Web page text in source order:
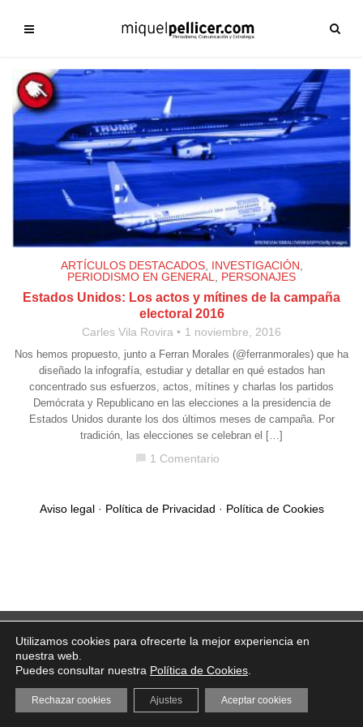
ARTÍCULOS DESTACADOS, INVESTIGACIÓN
PERIODISMO EN GENERAL
PERSONAJES
Estados Unidos: Los actos y mítines de la campaña
electoral 2016
Carles Vila Rovira 1 noviembre, 2016
Nos hemos propuesto, junto a Ferran Morales (@ferranmorales) que ha
diseñado la infografía, estudiar y detallar en qué estados han
concentrado sus esfuerzos, actos, mítines y charlas los partidos
Demócrata y Republicano en las elecciones a la presidencia de
Estados Unidos durante los dos últimos meses de campaña. Por
tradición, las elecciones se celebran el […]
chat_bubble 1 Comentario
Aviso legal· Política de Privacidad · Política de Cookies
Utilizamos cookies para ofrecerte la mejor experiencia en
nuestra web.
Puedes consultar nuestra Política de Cookies
Aceptar cookies
Rechazar cookies Ajustes